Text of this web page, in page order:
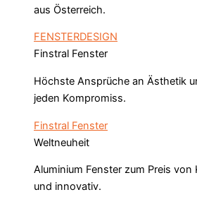
aus Österreich.
FENSTERDESIGN
Finstral Fenster
Höchste Ansprüche an Ästhetik
jeden Kompromiss.
Finstral Fenster
Weltneuheit
Aluminium Fenster zum Preis
und innovativ.